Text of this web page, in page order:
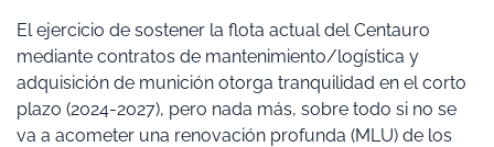
El ejercicio de sostener la flota actual del Centauro
mediante contratos de mantenimiento/logística y
adquisición de munición otorga tranquilidad en el corto
plazo (2024-2027), pero nada más, sobre todo si no se
va a acometer una renovación profunda (MLU) de los